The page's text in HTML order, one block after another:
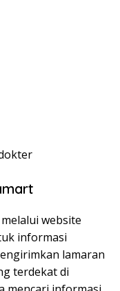
website
informasi
lamaran
terdekat di